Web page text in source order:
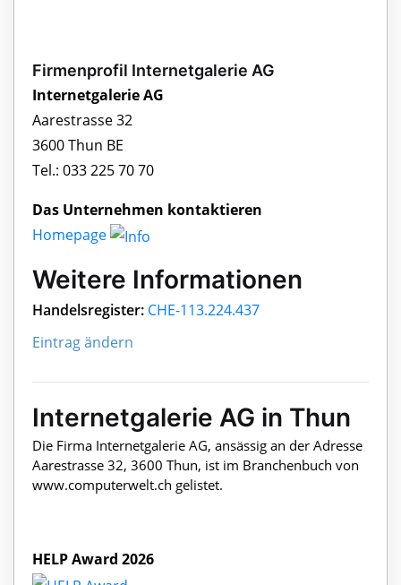
Firmenprofil Internetgalerie AG
Internetgalerie AG
Aarestrasse 32
3600 Thun BE
Tel.: 033 225 70 70
Das Unternehmen kontaktieren
Homepage
Weitere Informationen
Handelsregister: CHE-113.224.437
Eintrag ändern
Internetgalerie AG in Thun
Die Firma Internetgalerie AG, ansässig an der Adresse
Aarestrasse 32, 3600 Thun, ist im Branchenbuch von
www.computerwelt.ch gelistet.
HELP Award 2026